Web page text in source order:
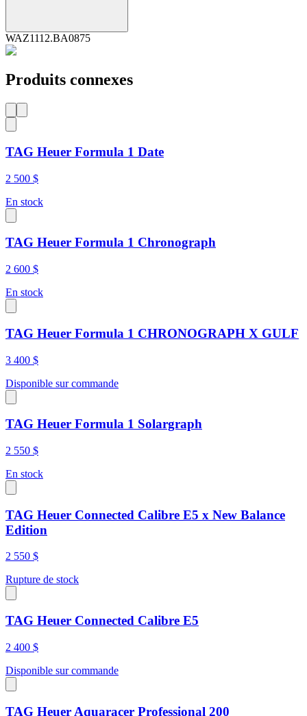
WAZ1112.BA0875
Produits connexes
TAG Heuer Formula 1 Date
2 500 $
En stock
TAG Heuer Formula 1 Chronograph
2 600 $
En stock
TAG Heuer Formula 1 CHRONOGRAPH X GULF
3 400 $
Disponible sur commande
TAG Heuer Formula 1 Solargraph
2 550 $
En stock
TAG Heuer Connected Calibre E5 x New Balance
Edition
2 550 $
Rupture de stock
TAG Heuer Connected Calibre E5
2 400 $
Disponible sur commande
TAG Heuer Aquaracer Professional 200